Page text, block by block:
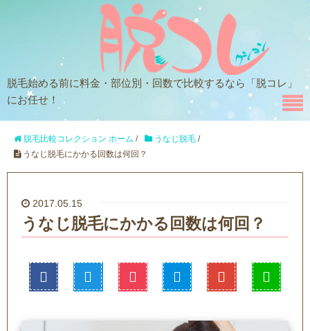
脱毛始める前に料金・部位別・回数で比較するなら「脱コレ」
にお任せ！
脱毛比較コレクション ホーム / うなじ脱毛 /
うなじ脱毛にかかる回数は何回？
2017.05.15
うなじ脱毛にかかる回数は何回？